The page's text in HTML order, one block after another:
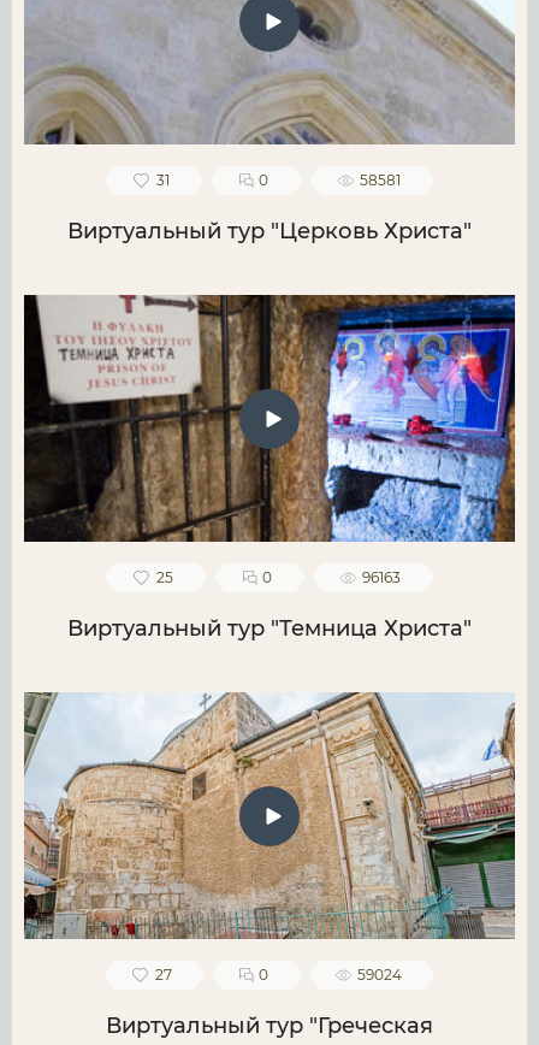
31 0 58581
Виртуальный тур "Церковь Христа"
25 0 96163
Виртуальный тур "Темница Христа"
27 0 59024
Виртуальный тур "Греческая